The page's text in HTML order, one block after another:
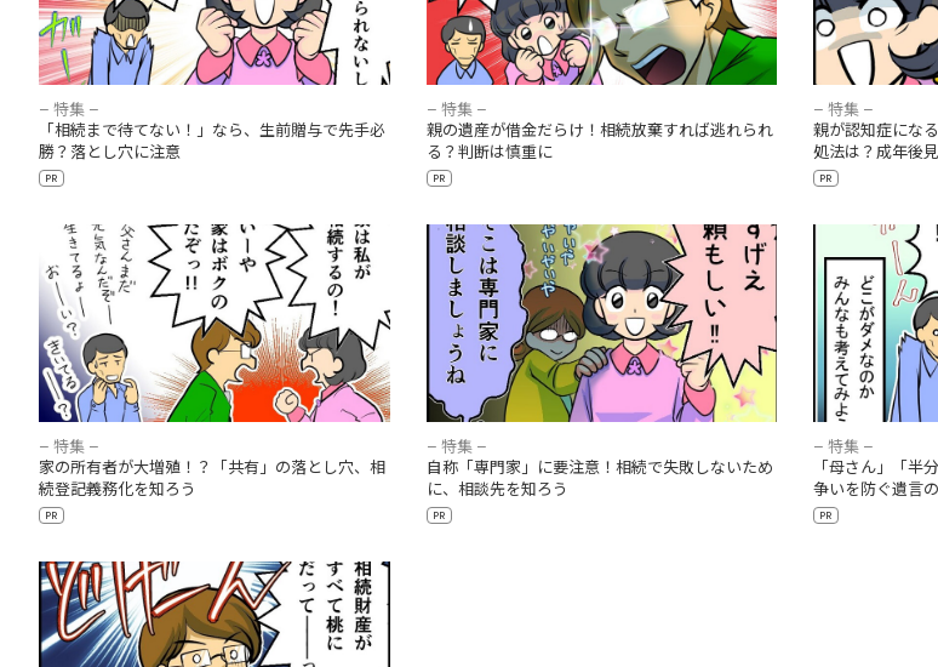
– 特集 –
「相続まで待てない！」なら、生前贈与で先手必
勝？落とし穴に注意
PR
– 特集 –
親の遺産が借金だらけ！相続放棄すれば逃れられ
る？判断は慎重に
PR
– 特集 –
親が認知症にな
処法は？成年後
PR
家の所有者が大増殖！？「共有」の落とし
穴、相続登記義務化を知ろう
– 特集 –
家の所有者が大増殖！？「共有」の落とし穴、相
続登記義務化を知ろう
PR
自称「専門家」に要注意！相続で失敗しない
ために、相談先を知ろう
– 特集 –
自称「専門家」に要注意！相続で失敗しないため
に、相談先を知ろう
PR
「母さん」「
相続争いを防
– 特集 –
「母さん」「半
争いを防ぐ遺言
PR
遺産はすべて長女へ！ そんな遺言書はあり？
なし？ 相続争いの種となる「遺留分」を知ろ
う